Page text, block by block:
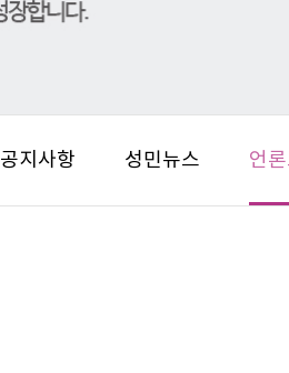
공지사항 성민뉴스 언